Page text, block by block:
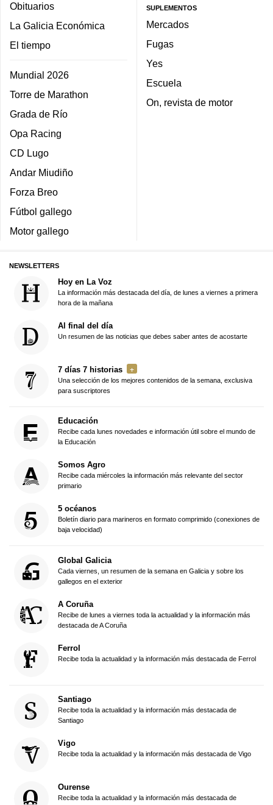
Obituarios
La Galicia Económica
El tiempo
Mundial 2026
Torre de Marathon
Grada de Río
Opa Racing
CD Lugo
Andar Miudiño
Forza Breo
Fútbol gallego
Motor gallego
SUPLEMENTOS
Mercados
Fugas
Yes
Escuela
On, revista de motor
NEWSLETTERS
Hoy en La Voz
La información más destacada del día, de lunes a viernes a primera
hora de la mañana
Al final del día
Un resumen de las noticias que debes saber antes de acostarte
7 días 7 historias
Una selección de los mejores contenidos de la semana, exclusiva
para suscriptores
Educación
Recibe cada lunes novedades e información útil sobre el mundo de
la Educación
Somos Agro
Recibe cada miércoles la información más relevante del sector
primario
5 océanos
Boletín diario para marineros en formato comprimido (conexiones de
baja velocidad)
Global Galicia
Cada viernes, un resumen de la semana en Galicia y sobre los
gallegos en el exterior
A Coruña
Recibe de lunes a viernes toda la actualidad y la información más
destacada de A Coruña
Ferrol
Recibe toda la actualidad y la información más destacada de Ferrol
Santiago
Recibe toda la actualidad y la información más destacada de
Santiago
Vigo
Recibe toda la actualidad y la información más destacada de Vigo
Ourense
Recibe toda la actualidad y la información más destacada de